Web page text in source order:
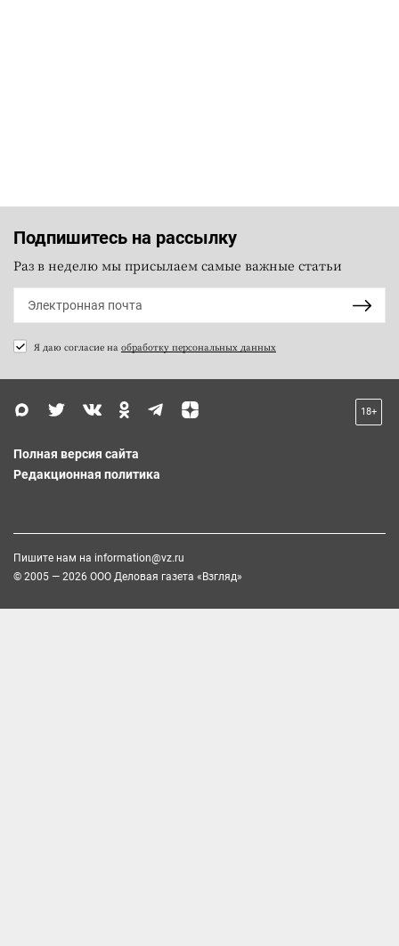
Подпишитесь на рассылку
Раз в неделю мы присылаем самые важные статьи
Я даю согласие на обработку персональных данных
18+
Полная версия сайта
Редакционная политика
Пишите нам на information@vz.ru
© 2005 — 2026 ООО Деловая газета «Взгляд»